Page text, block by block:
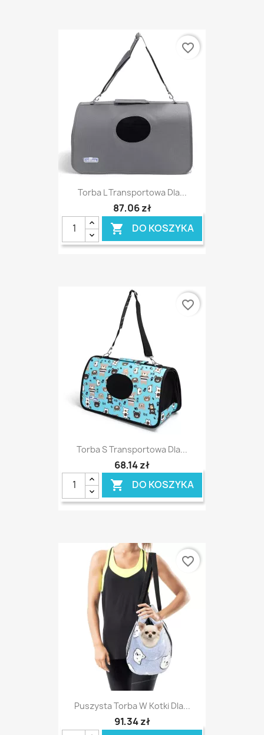
Torba L Transportowa Dla...
87,06 zł
 DO KOSZYKA
favorite_border
Torba S Transportowa Dla...
68,14 zł
 DO KOSZYKA
favorite_border
Puszysta Torba W Kotki Dla...
91,34 zł
favorite_border